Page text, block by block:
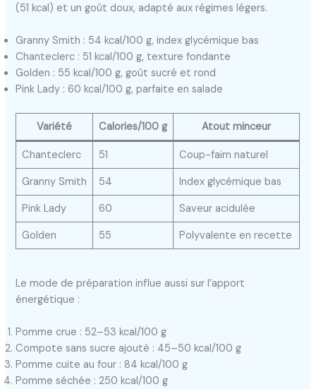
(51 kcal) et un goût doux, adapté aux régimes légers.
Granny Smith : 54 kcal/100 g, index glycémique bas
Chanteclerc : 51 kcal/100 g, texture fondante
Golden : 55 kcal/100 g, goût sucré et rond
Pink Lady : 60 kcal/100 g, parfaite en salade
Variété Calories/100 g Atout minceur
Chanteclerc 51
Coup-faim naturel
Granny Smith
54
Index glycémique bas
Pink Lady
60
Saveur acidulée
Golden
55 Polyvalente en recette
Le mode de préparation influe aussi sur l’apport
énergétique :
Pomme crue : 52–53 kcal/100 g
Compote sans sucre ajouté : 45–50 kcal/100 g
Pomme cuite au four : 84 kcal/100 g
Pomme séchée : 250 kcal/100 g